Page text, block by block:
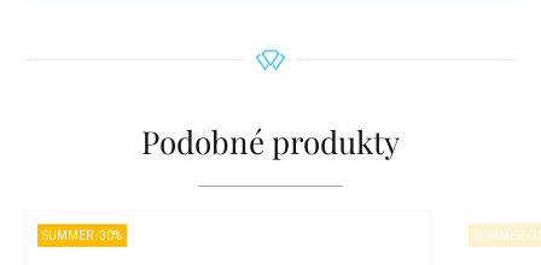
Podobné produkty
SUMMER -30% SUMMER -